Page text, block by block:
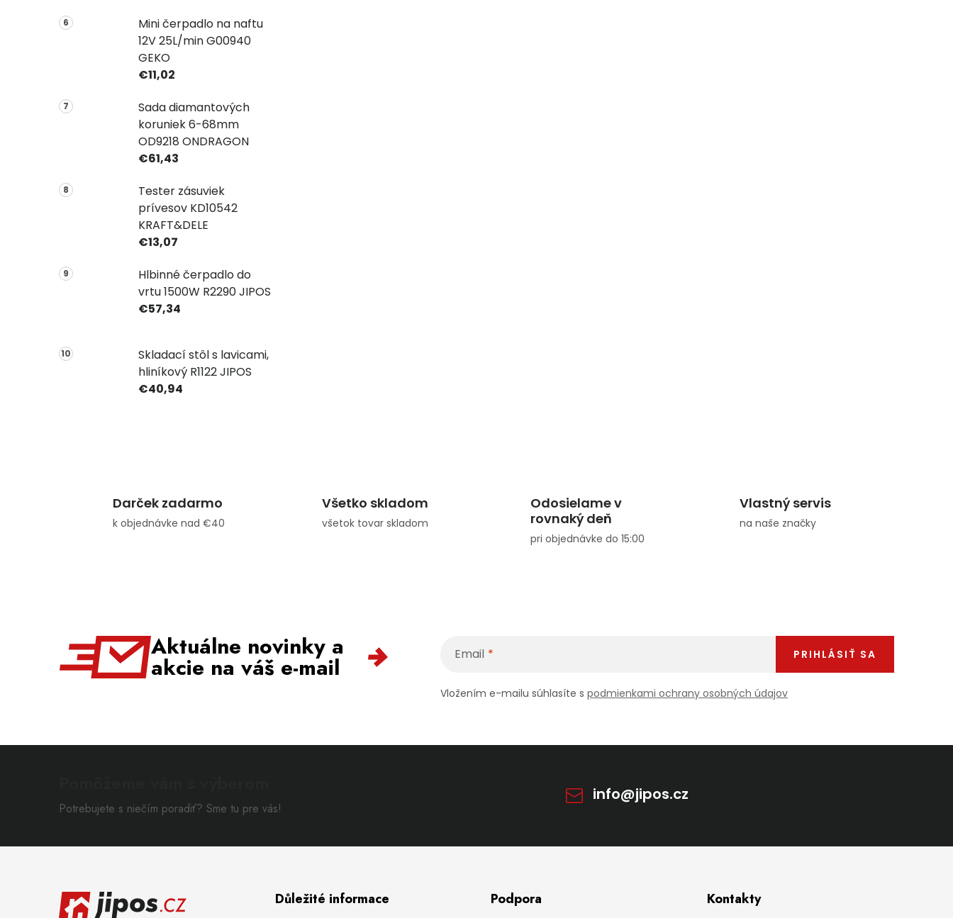
Mini čerpadlo na naftu
12V 25L/min G00940
GEKO
€11,02
Sada diamantových
koruniek 6-68mm
OD9218 ONDRAGON
€61,43
Tester zásuviek
prívesov KD10542
KRAFT&DELE
€13,07
Hlbinné čerpadlo do
vrtu 1500W R2290 JIPOS
€57,34
Skladací stôl s lavicami,
hliníkový R1122 JIPOS
€40,94
Darček zadarmo
k objednávke nad €40
Všetko skladom
všetok tovar skladom
Odosielame v
rovnaký deň
pri objednávke do 15:00
Vlastný servis
na naše značky
Aktuálne novinky a
akcie na váš e-mail Email
Vložením e-mailu súhlasíte s podmienkami ochrany osobných údajov
PRIHLÁSIŤ SA
Potrebujete s niečím poradiť? Sme tu pre vás!
info@jipos.cz
Důležité informace Podpora Kontakty